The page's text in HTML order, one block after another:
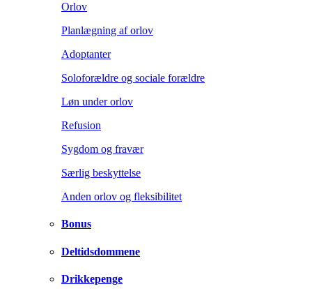
Orlov
Planlægning af orlov
Adoptanter
Soloforældre og sociale forældre
Løn under orlov
Refusion
Sygdom og fravær
Særlig beskyttelse
Anden orlov og fleksibilitet
Bonus
Deltidsdommene
Drikkepenge